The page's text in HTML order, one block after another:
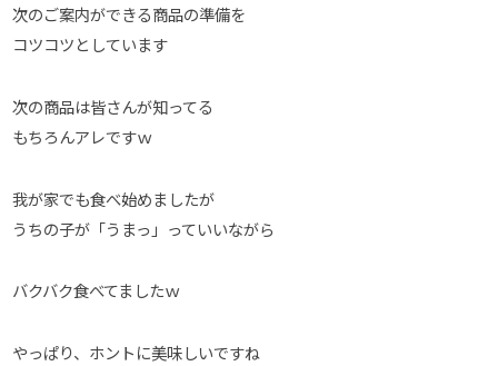
次のご案内ができる商品の準備を
コツコツとしています
次の商品は皆さんが知ってる
もちろんアレですｗ
我が家でも食べ始めましたが
うちの子が「うまっ」っていいながら
バクバク食べてましたｗ
やっぱり、ホントに美味しいですね